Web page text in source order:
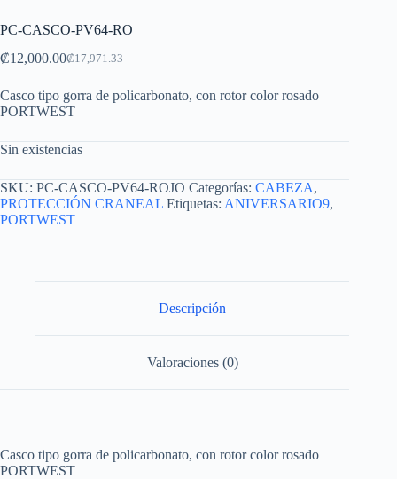
PC-CASCO-PV64-RO
₡17,971.33
₡12,000.00
Casco tipo gorra de policarbonato, con rotor color rosado
PORTWEST
Sin existencias
SKU: PC-CASCO-PV64-ROJO Categorías: CABEZA,
PROTECCIÓN CRANEAL Etiquetas: ANIVERSARIO9,
PORTWEST
Descripción
Valoraciones (0)
Casco tipo gorra de policarbonato, con rotor color rosado
PORTWEST